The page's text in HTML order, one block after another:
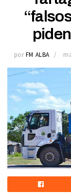
por FM ALBA